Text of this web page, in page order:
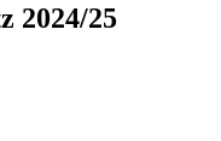
2024/25